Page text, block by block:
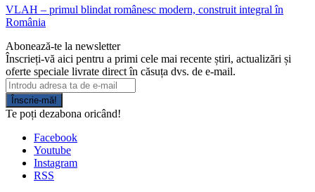
VLAH – primul blindat românesc modern, construit integral în
România
Abonează-te la newsletter
Înscrieți-vă aici pentru a primi cele mai recente știri, actualizări și
oferte speciale livrate direct în căsuța dvs. de e-mail.
Înscrie-mă!
Te poți dezabona oricând!
Facebook
Youtube
Instagram
RSS